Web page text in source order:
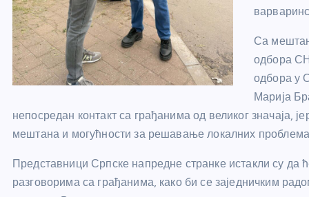
Са
одбора
одбора у
Марија
непосредан контакт са грађанима од великог значаја,
мештана и могућности за решавање локалних
Представници Српске напредне странке истакли су да
разговорима са грађанима, како би се заједничким